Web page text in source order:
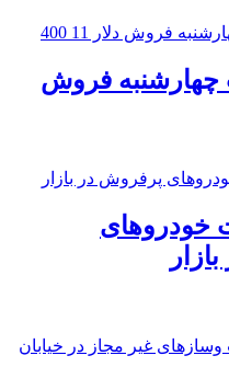
چهارشنبه فروش
خودرو‌های